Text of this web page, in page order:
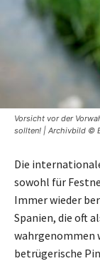
Vorsicht vor der
sollten! | Archivbild ©
Die
sowohl für
Immer wieder
Spanien, die oft
wahrgenommen
betrügerische